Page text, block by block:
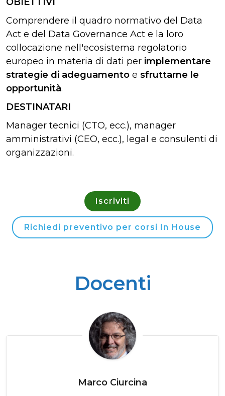
Comprendere il quadro normativo del Data
Act e del Data Governance Act e la loro
collocazione nell'ecosistema regolatorio
europeo in materia di dati per implementare
strategie di adeguamento e sfruttarne le
opportunità.
DESTINATARI
Manager tecnici (CTO, ecc.), manager
amministrativi (CEO, ecc.), legal e consulenti di
organizzazioni.
Iscriviti
Richiedi preventivo per corsi In House
Docenti
Marco Ciurcina